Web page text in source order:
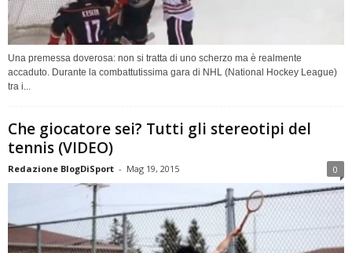
Una premessa doverosa: non si tratta di uno scherzo ma è realmente
accaduto. Durante la combattutissima gara di NHL (National Hockey League)
tra i...
Che giocatore sei? Tutti gli stereotipi del
tennis (VIDEO)
Redazione BlogDiSport - Mag 19, 2015 0